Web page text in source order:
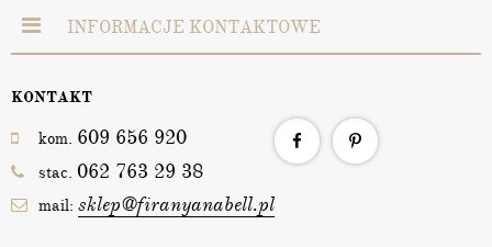
INFORMACJE KONTAKTOWE
KONTAKT
kom. 609 656 920
stac. 062 763 29 38
mail: sklep@firanyanabell.pl